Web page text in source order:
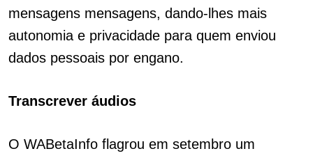
mensagens mensagens, dando-lhes mais
autonomia e privacidade para quem enviou
dados pessoais por engano.
Transcrever áudios
O WABetaInfo flagrou em setembro um